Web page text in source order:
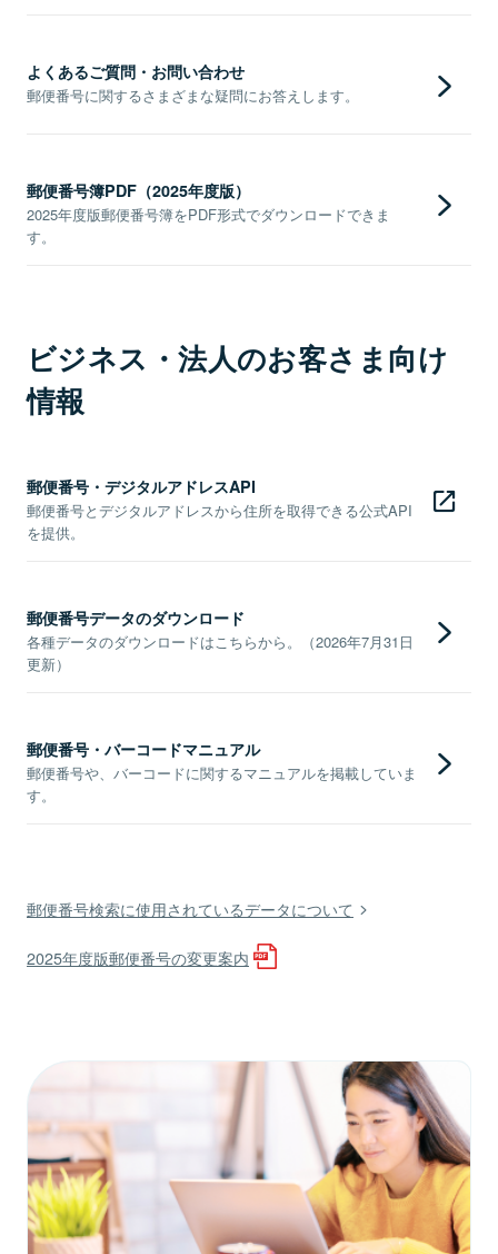
よくあるご質問・お問い合わせ
郵便番号に関するさまざまな疑問にお答えします。
郵便番号簿PDF（2025年度版）
2025年度版郵便番号簿をPDF形式でダウンロードできま
す。
ビジネス・法人のお客さま向け
情報
郵便番号・デジタルアドレスAPI
郵便番号とデジタルアドレスから住所を取得できる公式API
を提供。
郵便番号データのダウンロード
各種データのダウンロードはこちらから。（2026年7月31日
更新）
郵便番号・バーコードマニュアル
郵便番号や、バーコードに関するマニュアルを掲載していま
す。
郵便番号検索に使用されているデータについて
2025年度版郵便番号の変更案内